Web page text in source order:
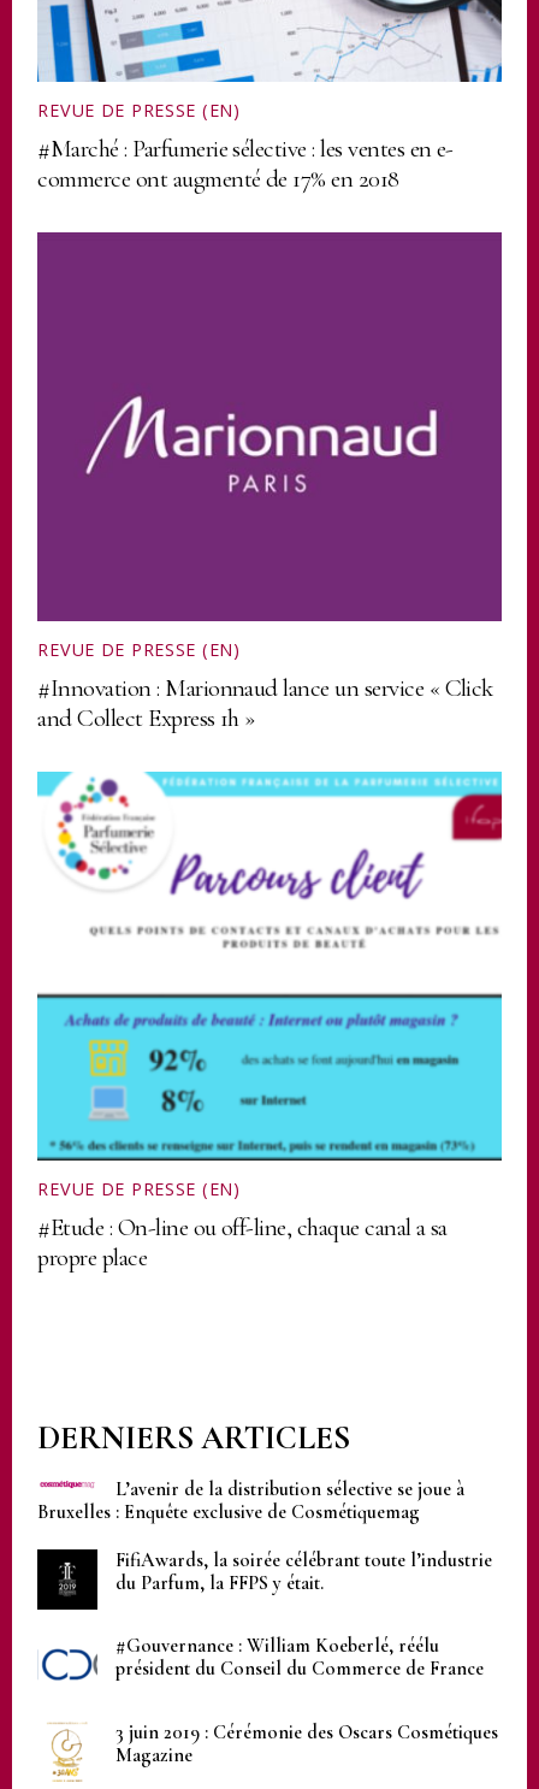
REVUE DE PRESSE (EN)
#Marché : Parfumerie sélective : les ventes en e-
commerce ont augmenté de 17% en 2018
REVUE DE PRESSE (EN)
#Innovation : Marionnaud lance un service « Click
and Collect Express 1h »
REVUE DE PRESSE (EN)
#Etude : On-line ou off-line, chaque canal a sa
propre place
DERNIERS ARTICLES
L’avenir de la distribution sélective se joue à
Bruxelles : Enquête exclusive de Cosmétiquemag
FifiAwards, la soirée célébrant toute l’industrie
du Parfum, la FFPS y était.
#Gouvernance : William Koeberlé, réélu
président du Conseil du Commerce de France
3 juin 2019 : Cérémonie des Oscars Cosmétiques
Magazine